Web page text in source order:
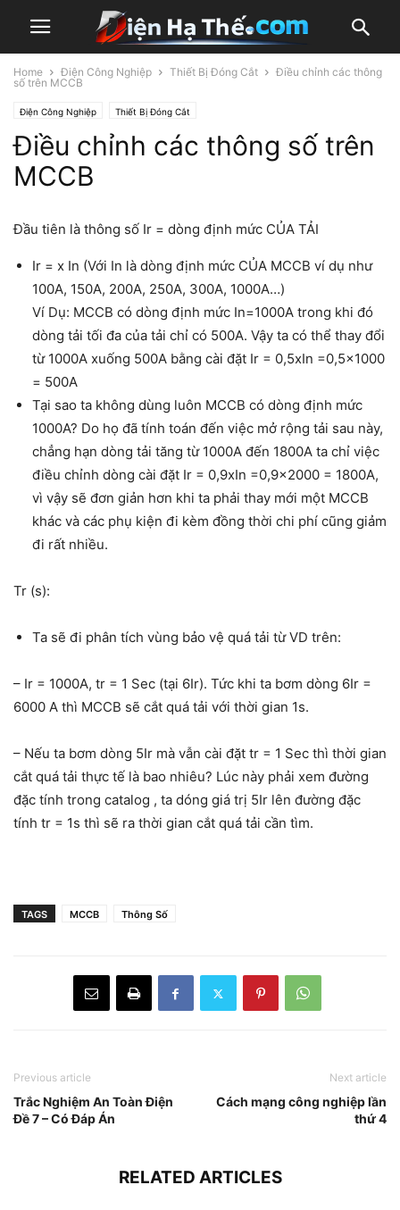
Home Điện Công Nghiệp Thiết Bị Đóng Cắt
Điều chỉnh các thông
số trên MCCB
Điện Công Nghiệp Thiết Bị Đóng Cắt
Điều chỉnh các thông số trên
MCCB
Đầu tiên là thông số Ir = dòng định mức CỦA TẢI
Ir = x In (Với In là dòng định mức CỦA MCCB ví dụ như
100A, 150A, 200A, 250A, 300A, 1000A…)
Ví Dụ: MCCB có dòng định mức In=1000A trong khi đó
dòng tải tối đa của tải chỉ có 500A. Vậy ta có thể thay đổi
từ 1000A xuống 500A bằng cài đặt Ir = 0,5xIn =0,5×1000
= 500A
Tại sao ta không dùng luôn MCCB có dòng định mức
1000A? Do họ đã tính toán đến việc mở rộng tải sau này,
chẳng hạn dòng tải tăng từ 1000A đến 1800A ta chỉ việc
điều chỉnh dòng cài đặt Ir = 0,9xIn =0,9×2000 = 1800A,
vì vậy sẽ đơn giản hơn khi ta phải thay mới một MCCB
khác và các phụ kiện đi kèm đồng thời chi phí cũng giảm
đi rất nhiều.
Tr (s):
Ta sẽ đi phân tích vùng bảo vệ quá tải từ VD trên:
– Ir = 1000A, tr = 1 Sec (tại 6Ir). Tức khi ta bơm dòng 6Ir =
6000 A thì MCCB sẽ cắt quá tải với thời gian 1s.
– Nếu ta bơm dòng 5Ir mà vẫn cài đặt tr = 1 Sec thì thời gian
cắt quá tải thực tế là bao nhiêu? Lúc này phải xem đường
đặc tính trong catalog , ta dóng giá trị 5Ir lên đường đặc
tính tr = 1s thì sẽ ra thời gian cắt quá tải cần tìm.
TAGS MCCB Thông Số
Previous article
Trắc Nghiệm An Toàn Điện
Đề 7 – Có Đáp Án
Next article
Cách mạng công nghiệp lần
thứ 4
RELATED ARTICLES